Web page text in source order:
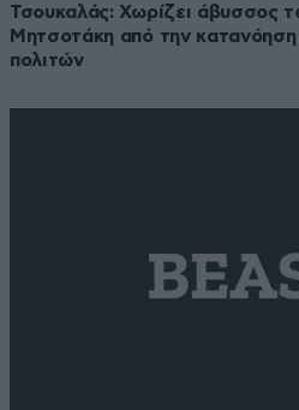
Τσουκαλάς: Χωρίζει άβυσσος
Μητσοτάκη από την
πολιτών